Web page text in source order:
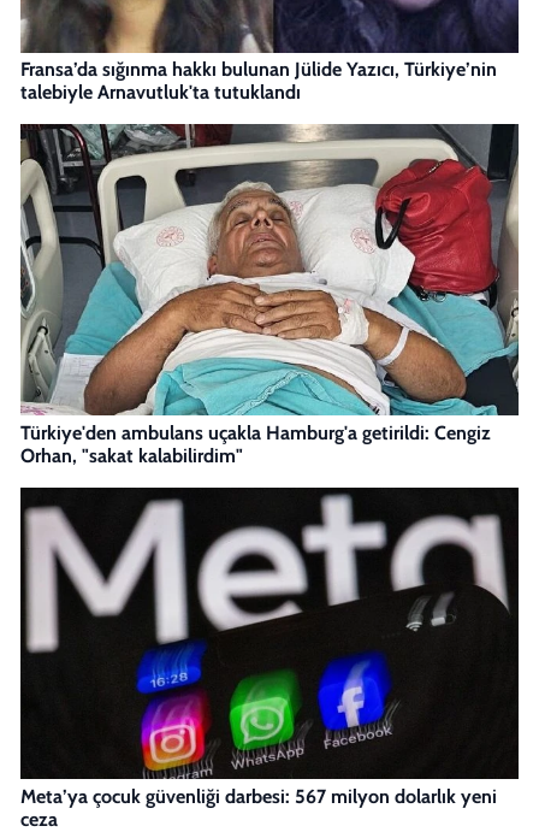
Fransa’da sığınma hakkı bulunan Jülide Yazıcı, Türkiye’nin
talebiyle Arnavutluk'ta tutuklandı
Türkiye'den ambulans uçakla Hamburg'a getirildi: Cengiz
Orhan, "sakat kalabilirdim"
Meta’ya çocuk güvenliği darbesi: 567 milyon dolarlık yeni
ceza